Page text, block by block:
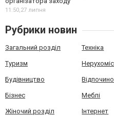
11:50,27 липня
Рубрики новин
Загальний розділ Техніка
Туризм
Будівництво
Бізнес Меблі
Жіночий розділ Інтернет